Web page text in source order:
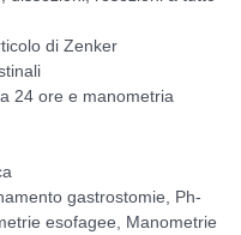
di Zenker
24 ore e manometria
gastrostomie, Ph-
esofagee, Manometrie